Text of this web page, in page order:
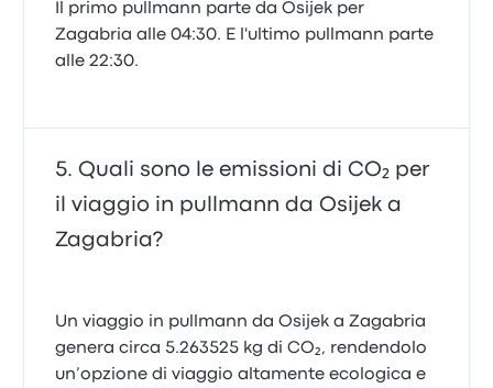
Il primo pullmann parte da Osijek per
Zagabria alle 04:30. E l'ultimo pullmann parte
alle 22:30.
Quali sono le emissioni di CO₂ per
il viaggio in pullmann da Osijek a
Zagabria?
Un viaggio in pullmann da Osijek a Zagabria
genera circa 5.263525 kg di CO₂, rendendolo
un’opzione di viaggio altamente ecologica e